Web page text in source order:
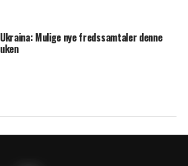
Ukraina: Mulige nye fredssamtaler denne
uken